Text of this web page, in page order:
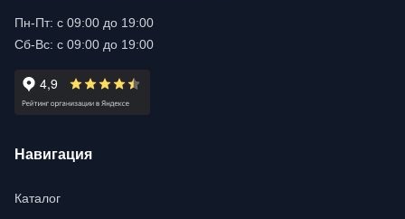
Пн-Пт: с 09:00 до 19:00
Сб-Вс: с 09:00 до 19:00
Навигация
Каталог